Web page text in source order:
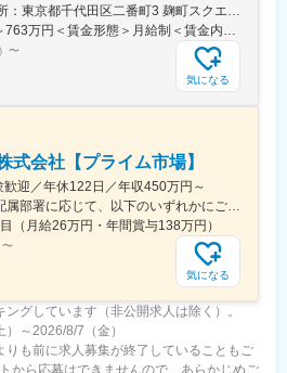
〜
気になる
式会社【プライム市場】
迎／年休122日／年収450万円～
（月給26万円・年間賞与138万円）
〜
気になる
グしています（非公開求人は除く）。
～2026/8/7（金）
も前に求人募集が終了していることもご
から応募はできませんので、あらかじめご